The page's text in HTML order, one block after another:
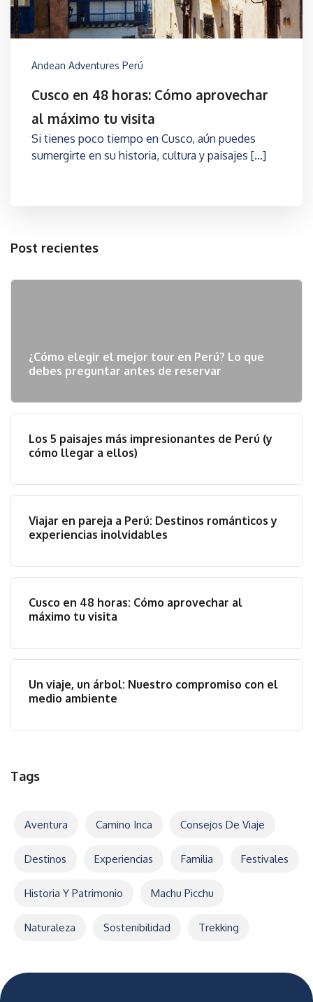
Andean Adventures Perú
Cusco en 48 horas: Cómo aprovechar
al máximo tu visita
Si tienes poco tiempo en Cusco, aún puedes
sumergirte en su historia, cultura y paisajes […]
Post recientes
¿Cómo elegir el mejor tour en Perú? Lo que
debes preguntar antes de reservar
Los 5 paisajes más impresionantes de Perú (y
cómo llegar a ellos)
Viajar en pareja a Perú: Destinos románticos y
experiencias inolvidables
Cusco en 48 horas: Cómo aprovechar al
máximo tu visita
Un viaje, un árbol: Nuestro compromiso con el
medio ambiente
Tags
Aventura Camino Inca Consejos De Viaje
Destinos Experiencias Familia Festivales
Historia Y Patrimonio Machu Picchu
Naturaleza Sostenibilidad Trekking